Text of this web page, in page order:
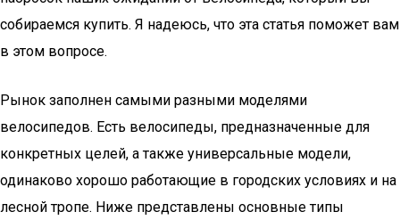
собираемся купить. Я надеюсь, что эта статья поможет вам
в этом вопросе.
Рынок заполнен самыми разными моделями
велосипедов. Есть велосипеды, предназначенные для
конкретных целей, а также универсальные модели,
одинаково хорошо работающие в городских условиях и на
лесной тропе. Ниже представлены основные типы